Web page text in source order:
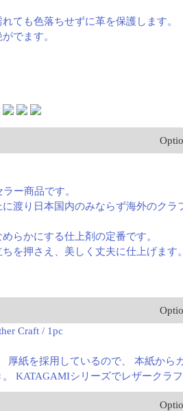
ても色落ちせずに革を保護します。
でます。
ー商品です。
渡り日本国内のみならず海外のクラ
らかにする仕上剤の定番です。
を押さえ、美しく丈夫に仕上げます
Craft / 1pc
厚紙を採用しているので、 本紙から
KATAGAMIシリーズでレザークラ